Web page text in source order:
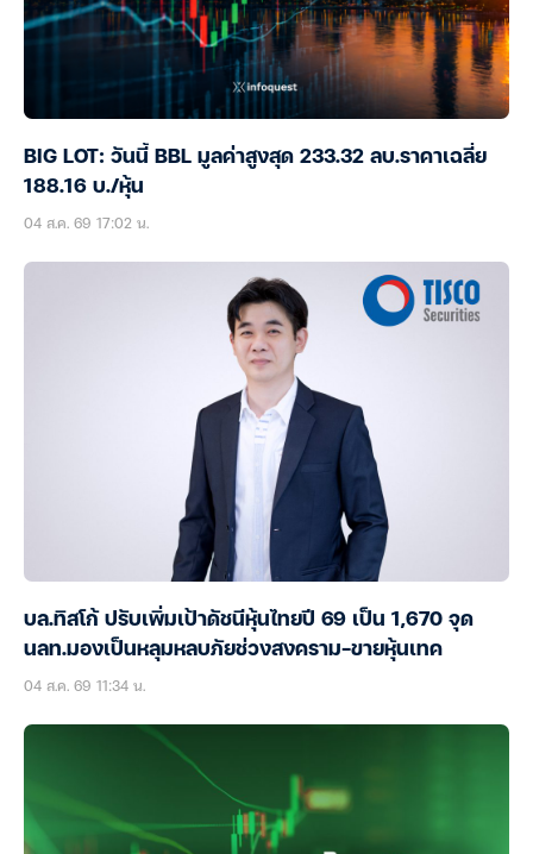
BIG LOT: วันนี้ BBL มูลค่าสูงสุด 233.32 ลบ.ราคาเฉลี่ย
188.16 บ./หุ้น
04 ส.ค. 69 17:02 น.
บล.ทิสโก้ ปรับเพิ่มเป้าดัชนีหุ้นไทยปี 69 เป็น 1,670 จุด
นลท.มองเป็นหลุมหลบภัยช่วงสงคราม-ขายหุ้นเทค
04 ส.ค. 69 11:34 น.